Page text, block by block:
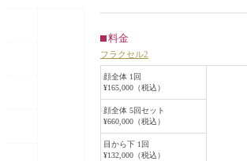
ます。
ダウンタイムがほとんどなく、その
日からメイクができるほど皮膚への
影響が少なく、施術時間も20分～30
分程度の施術です。
料金
フラクセル2
顔全体 1回
¥165,000（税込）
顔全体 5回セット
¥660,000（税込）
目から下 1回
¥132,000（税込）